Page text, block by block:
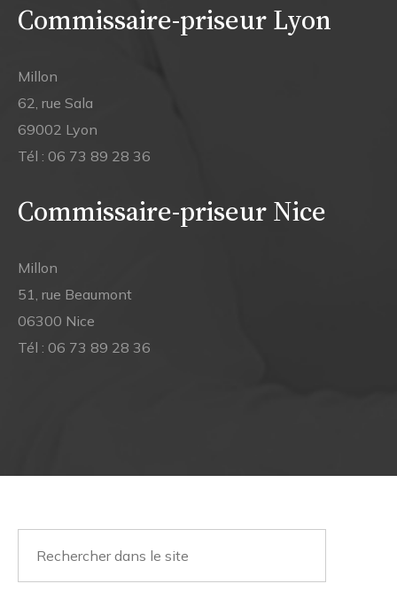
Commissaire-priseur Lyon
Millon
62, rue Sala
69002 Lyon
Tél : 06 73 89 28 36
Commissaire-priseur Nice
Millon
51, rue Beaumont
06300 Nice
Tél : 06 73 89 28 36